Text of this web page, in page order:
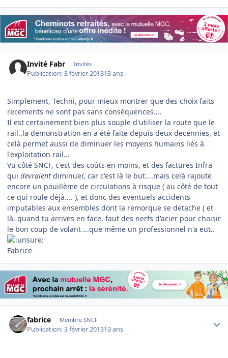
Invité Fabr Invités
Publication:3 février 201313 ans
Simplement, Techni, pour mieux montrer que des choix faits
recements ne sont pas sans conséquences....
Il est certainement bien plus souple d'utiliser la route que le
rail..la demonstration en a été faite depuis deux decennies, et
celà permet aussi de diminuer les moyens humains liés à
l'exploitation rail...
Vu côté SNCF, c'est des coûts en moins, et des factures Infra
qui devraient diminuer, car c'est là le but....mais celà rajoute
encore un pouillème de circulations à risque ( au côté de tout
ce qui roule déjà.... ), et donc des eventuels accidents
imputables aux ensembles dont la remorque se detache ( et
là, quand tu arrives en face, faut des nerfs d'acier pour choisir
le bon coup de volant ...que même un professionnel n'a eut..
Fabrice
fabrice Membre SNCF
Publication:3 février 201313 ans